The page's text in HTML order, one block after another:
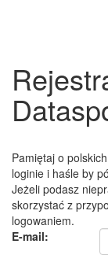
Pamiętaj o
loginie i haśle by
Jeżeli podasz
skorzystać z
logowaniem.
E-mail: